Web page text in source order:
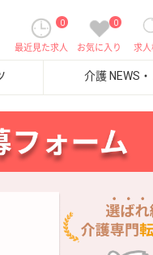
求
0
お気に入り
0
最近見た求人
介護 NEWS